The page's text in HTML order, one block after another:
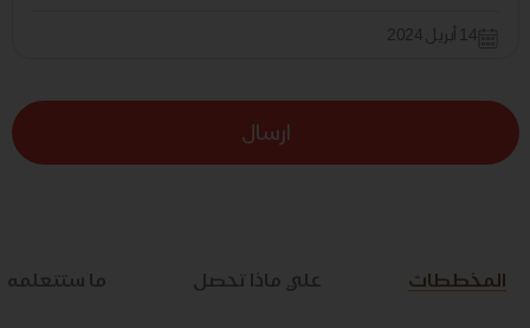
14 أبريل 2024
ارسال
المخططات علي ماذا تحصل ما ستتعلمه